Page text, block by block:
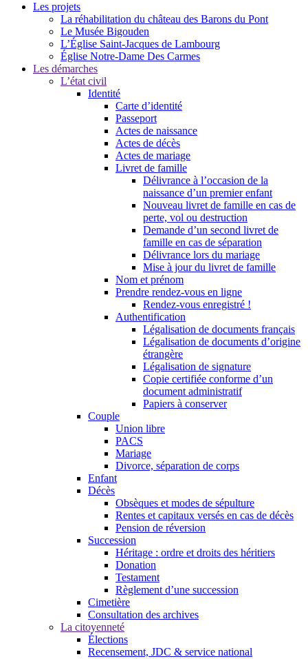
Les projets
La réhabilitation du château des Barons du Pont
Le Musée Bigouden
L’Église Saint-Jacques de Lambourg
Église Notre-Dame Des Carmes
Les démarches
L’état civil
Identité
Carte d’identité
Passeport
Actes de naissance
Actes de décès
Actes de mariage
Livret de famille
Délivrance à l’occasion de la
naissance d’un premier enfant
Nouveau livret de famille en cas de
perte, vol ou destruction
Demande d’un second livret de
famille en cas de séparation
Délivrance lors du mariage
Mise à jour du livret de famille
Nom et prénom
Prendre rendez-vous en ligne
Rendez-vous enregistré !
Authentification
Légalisation de documents français
Légalisation de documents d’origine
étrangère
Légalisation de signature
Copie certifiée conforme d’un
document administratif
Papiers à conserver
Couple
Union libre
PACS
Mariage
Divorce, séparation de corps
Enfant
Décès
Obsèques et modes de sépulture
Rentes et capitaux versés en cas de décès
Pension de réversion
Succession
Héritage : ordre et droits des héritiers
Donation
Testament
Règlement d’une succession
Cimetière
Consultation des archives
La citoyenneté
Élections
Recensement, JDC & service national